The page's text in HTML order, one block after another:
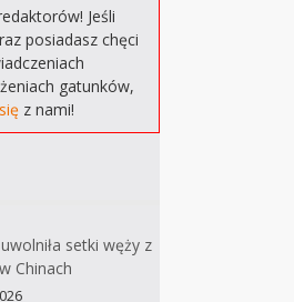
Jeśli
posiadasz chęci
gatunków,
z nami!
setki węży z
Chinach